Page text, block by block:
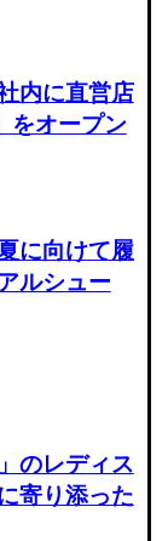
内に直営店
をオープン
に向けて履
ルシュー
のレディス
寄り添った